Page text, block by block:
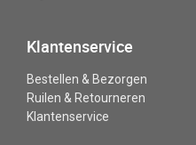
Klantenservice
Bestellen & Bezorgen
Ruilen & Retourneren
Klantenservice